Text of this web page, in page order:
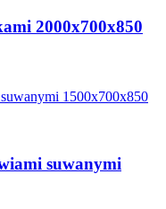
2000x700x850
suwanymi